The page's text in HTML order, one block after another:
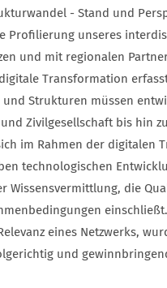
- Stand und
Profilierung unseres
und mit regionalen
Transformation
Strukturen müssen
Zivilgesellschaft bis hin
im Rahmen der digitalen
technologischen
Wissensvermittlung, die
eines Netzwerks,
und